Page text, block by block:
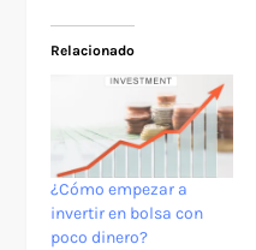
Relacionado
¿Cómo empezar a
invertir en bolsa con
poco dinero?